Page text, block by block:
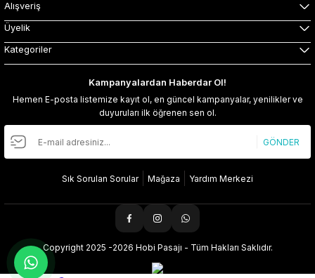
Alışveriş
Üyelik
Kategoriler
Kampanyalardan Haberdar Ol!
Hemen E-posta listemize kayıt ol, en güncel kampanyalar, yenilikler ve
duyuruları ilk öğrenen sen ol.
GÖNDER
Sık Sorulan Sorular Mağaza Yardım Merkezi
Copyright 2025 -2026 Hobi Pasajı - Tüm Hakları Saklıdır.